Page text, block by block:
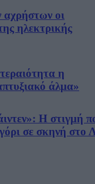
οι
ηλεκτρικής
η
άλμα»
Η στιγμή
σε σκηνή στο